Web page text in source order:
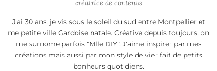
créatrice de contenus
J'ai 30 ans, je vis sous le soleil du sud entre Montpellier et
me petite ville Gardoise natale. Créative depuis toujours, on
me surnome parfois "Mlle DIY". J'aime inspirer par mes
créations mais aussi par mon style de vie : fait de petits
bonheurs quotidiens.